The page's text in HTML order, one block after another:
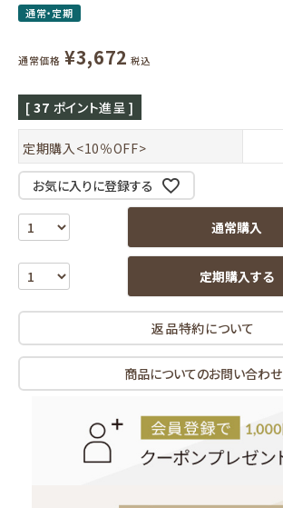
通常・定期
通常価格 ¥3,672 税込
[ 37 ポイント進呈 ]
定期購入<10％OFF>
お気に入りに登録する
通常購入
定期購入する
返品特約について
商品についてのお問い合わせ